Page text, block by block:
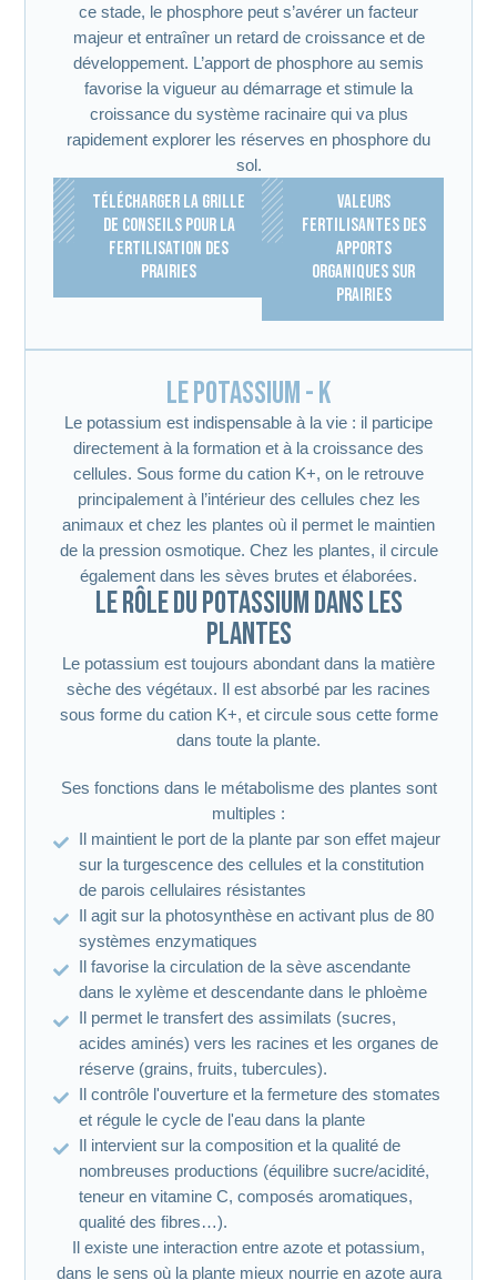
ce stade, le phosphore peut s’avérer un facteur
majeur et entraîner un retard de croissance et de
développement. L’apport de phosphore au semis
favorise la vigueur au démarrage et stimule la
croissance du système racinaire qui va plus
rapidement explorer les réserves en phosphore du
sol.
TÉLÉCHARGER LA GRILLE
DE CONSEILS POUR LA
FERTILISATION DES
PRAIRIES
VALEURS
FERTILISANTES DES
APPORTS
ORGANIQUES SUR
PRAIRIES
Le potassium - K
Le potassium est indispensable à la vie : il participe
directement à la formation et à la croissance des
cellules. Sous forme du cation K+, on le retrouve
principalement à l’intérieur des cellules chez les
animaux et chez les plantes où il permet le maintien
de la pression osmotique. Chez les plantes, il circule
également dans les sèves brutes et élaborées.
Le rôle du potassium dans les
plantes
Le potassium est toujours abondant dans la matière
sèche des végétaux. Il est absorbé par les racines
sous forme du cation K+, et circule sous cette forme
dans toute la plante.
Ses fonctions dans le métabolisme des plantes sont
multiples :
Il maintient le port de la plante par son effet majeur
sur la turgescence des cellules et la constitution
de parois cellulaires résistantes
Il agit sur la photosynthèse en activant plus de 80
systèmes enzymatiques
Il favorise la circulation de la sève ascendante
dans le xylème et descendante dans le phloème
Il permet le transfert des assimilats (sucres,
acides aminés) vers les racines et les organes de
réserve (grains, fruits, tubercules).
Il contrôle l'ouverture et la fermeture des stomates
et régule le cycle de l'eau dans la plante
Il intervient sur la composition et la qualité de
nombreuses productions (équilibre sucre/acidité,
teneur en vitamine C, composés aromatiques,
qualité des fibres…).
Il existe une interaction entre azote et potassium,
dans le sens où la plante mieux nourrie en azote aura